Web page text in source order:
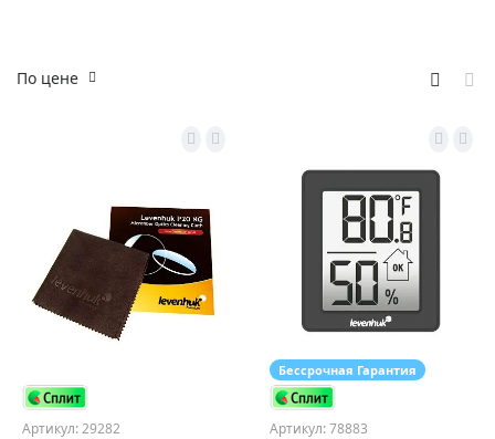
По цене
Артикул: 29282
Бессрочная Гарантия
Артикул: 78883